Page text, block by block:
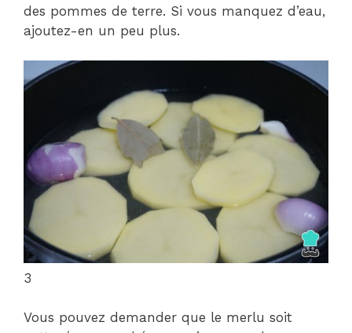
des pommes de terre. Si vous manquez d’eau,
ajoutez-en un peu plus.
3
Vous pouvez demander que le merlu soit